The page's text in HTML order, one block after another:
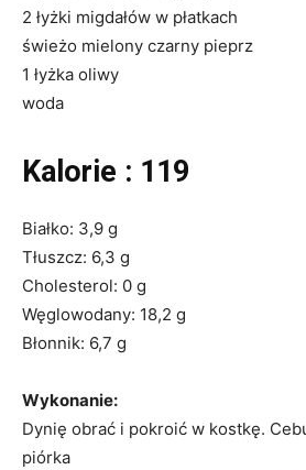
2 łyżki migdałów w płatkach
świeżo mielony czarny pieprz
1 łyżka oliwy
woda
Kalorie : 119
Białko: 3,9 g
Tłuszcz: 6,3 g
Cholesterol: 0 g
Węglowodany: 18,2 g
Błonnik: 6,7 g
Wykonanie:
Dynię obrać i pokroić w kostkę.
piórka